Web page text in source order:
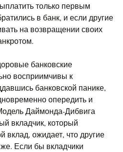
только первым
в банк, и если другие
на возвращении своих
банковские
восприимчивы к
банковской панике,
опередить и
Даймонда-Дибвига
вкладчик, который
вклад, ожидает, что другие
же. Если бы вкладчики